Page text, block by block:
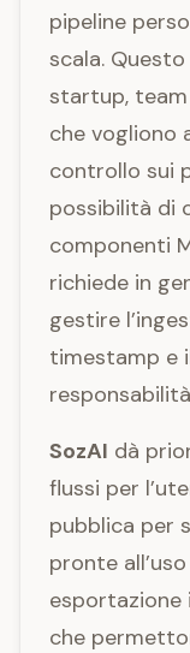
pipeline
scala.
startup,
che vogliono
controllo sui
possibilità di
componenti
richiede in
gestire
timestamp e
SozAI dà
flussi per
pubblica per
pronte
esportazione
che